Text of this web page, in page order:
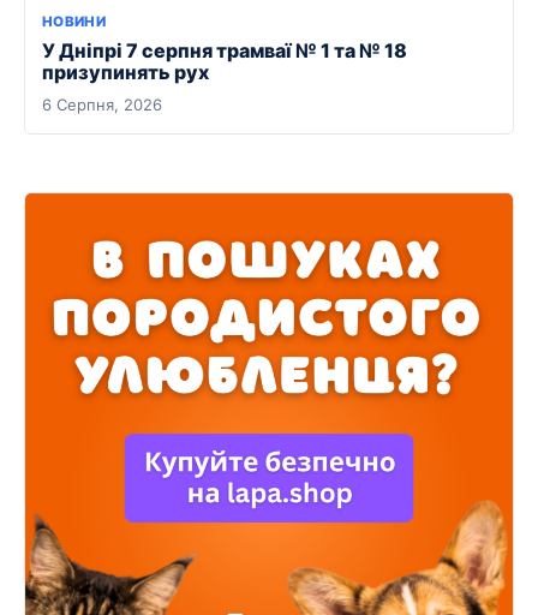
НОВИНИ
У Дніпрі 7 серпня трамваї № 1 та № 18
призупинять рух
6 Серпня, 2026